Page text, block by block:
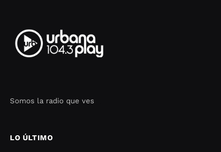
Somos la radio que ves
LO ÚLTIMO